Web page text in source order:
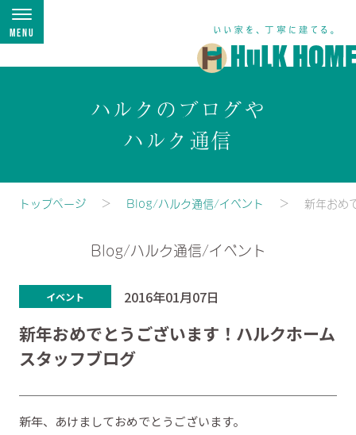
Menu
ハルクのブログや
ハルク通信
トップページ Blog/ハルク通信/イベント 新年おめ
Blog/ハルク通信/イベント
イベント 2016年01月07日
新年おめでとうございます！ハルクホーム
スタッフブログ
新年、あけましておめでとうございます。